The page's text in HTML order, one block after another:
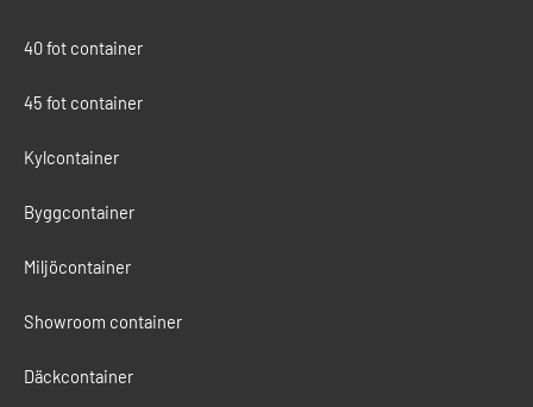
40 fot container
45 fot container
Kylcontainer
Byggcontainer
Miljöcontainer
Showroom container
Däckcontainer